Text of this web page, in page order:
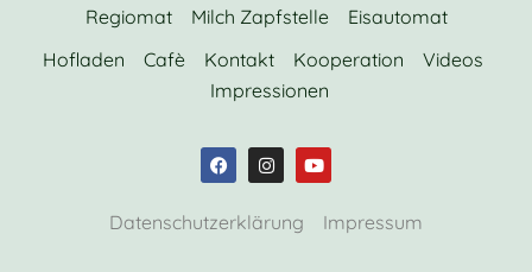
Regiomat Milch Zapfstelle
Eisautomat
Hofladen
Cafè Kontakt Kooperation
Videos
Impressionen
Datenschutzerklärung Impressum